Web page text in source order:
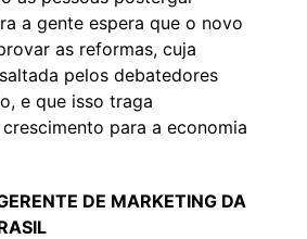
a gente espera que o novo
as reformas, cuja
pelos debatedores
e que isso traga
para a economia
DE MARKETING DA